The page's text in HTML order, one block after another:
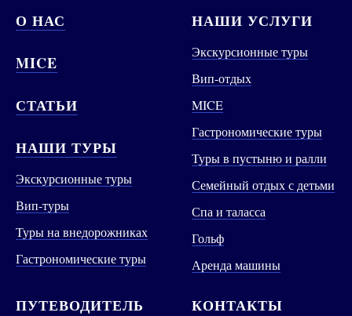
О НАС
MICE
СТАТЬИ
НАШИ ТУРЫ
Экскурсионные туры
Вип-туры
Туры на внедорожниках
Гастрономические туры
НАШИ УСЛУГИ
Экскурсионные туры
Вип-отдых
MICE
Гастрономические туры
Туры в пустыню и ралли
Семейный отдых с детьми
Спа и таласса
Гольф
Аренда машины
ПУТЕВОДИТЕЛЬ КОНТАКТЫ